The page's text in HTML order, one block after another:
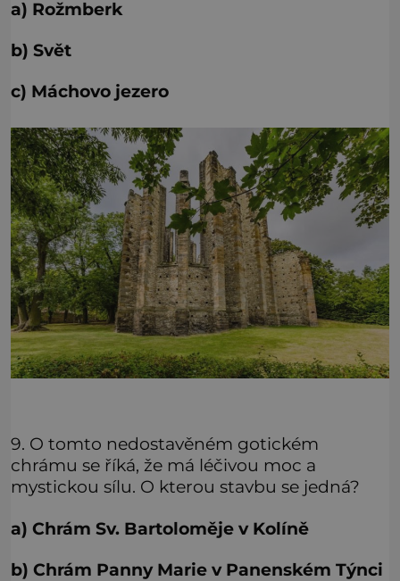
a) Rožmberk
b) Svět
c) Máchovo jezero
9. O tomto nedostavěném gotickém
chrámu se říká, že má léčivou moc a
mystickou sílu. O kterou stavbu se jedná?
a) Chrám Sv. Bartoloměje v Kolíně
b) Chrám Panny Marie v Panenském Týnci